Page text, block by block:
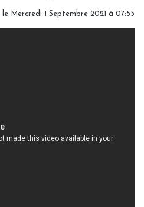
le Mercredi 1 Septembre 2021 à 07:55